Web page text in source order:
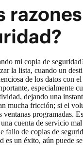
mi copia de
la lista, cuando un
de los datos con
especialmente
dejando una
mucha fricción; si el
ventanas programadas.
cuenta de servicio
fallo de copias de
es un éxito, aún puede